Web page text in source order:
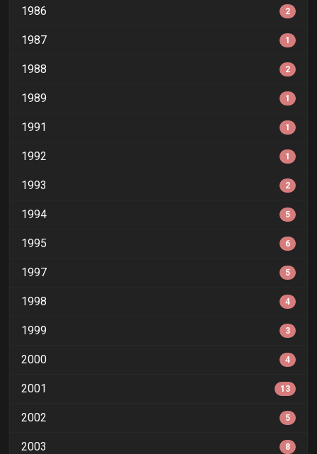
1986 2
1987 1
1988 2
1989 1
1991 1
1992 1
1993 2
1994 5
1995 6
1997 5
1998 4
1999 3
2000 4
2001 13
2002 5
2003 8